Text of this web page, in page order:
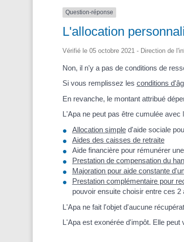
Question-réponse
L'allocation
Vérifié le 05 octobre 2021 - Direction de
Non, il n'y a pas de conditions de
Si vous remplissez les conditions
En revanche, le montant attribué
L'Apa ne peut pas être cumulée
Allocation simpled'aide sociale
Aides des caisses de retraite
Aide financière pour rémunérer une
Prestation de compensation du
Majoration pour aide constante
Prestation complémentaire pour
pouvoir ensuite choisir entre ces
L'Apa ne fait l'objet d'aucune
L'Apa est exonérée d'impôt. Elle peut